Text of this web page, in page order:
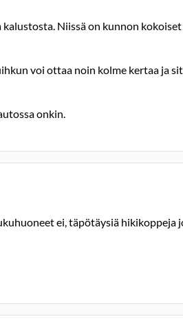
Niissä on kunnon
voi ottaa noin kolme kertaa ja
onkin.
ei, täpötäysiä hikikoppeja